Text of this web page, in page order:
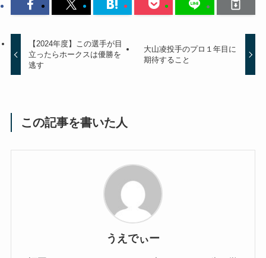
【2024年度】この選手が目
立ったらホークスは優勝を
逃す
大山凌投手のプロ１年目に
期待すること
この記事を書いた人
うえでぃー